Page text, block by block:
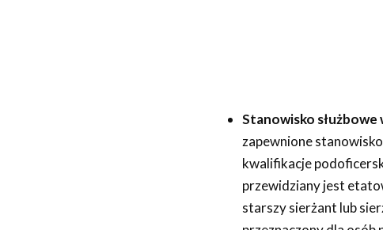
Stanowisko
zapewnione
kwalifikacje
przewidziany jest
starszy sierżant lub